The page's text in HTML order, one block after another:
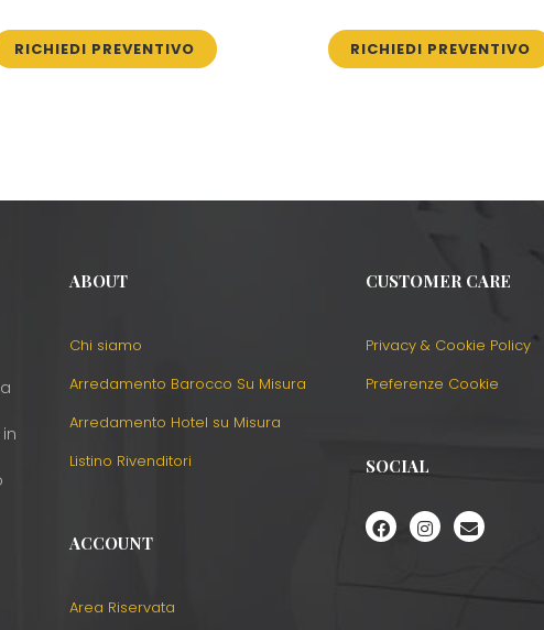
RICHIEDI PREVENTIVO RICHIEDI PREVENTIVO
ABOUT
Chi siamo
Arredamento Barocco Su Misura
Arredamento Hotel su Misura
Listino Rivenditori
ACCOUNT
Area Riservata
CUSTOMER CARE
Privacy & Cookie Policy
Preferenze Cookie
SOCIAL